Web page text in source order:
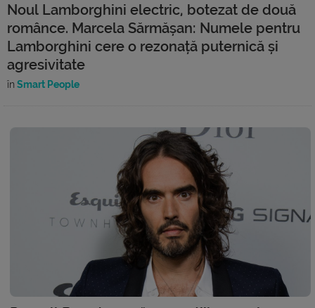
Noul Lamborghini electric, botezat de două
românce. Marcela Sărmășan: Numele pentru
Lamborghini cere o rezonață puternică și
agresivitate
în Smart People